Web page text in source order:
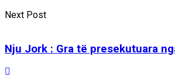
Next Post
Nju Jork : Gra të presekutuara